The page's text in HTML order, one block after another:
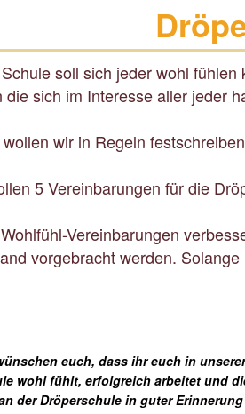
soll sich jeder wohl
die sich im Interesse aller jeder
wir in Regeln
5 Vereinbarungen für die
Vereinbarungen
vorgebracht werden.
euch, dass ihr euch in unserer
wohl fühlt, erfolgreich arbeitet und
der Dröperschule in guter Erinnerung